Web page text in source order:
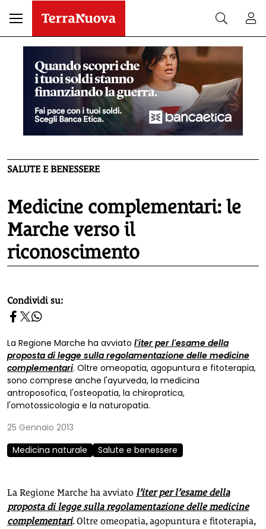
SALUTE E BENESSERE
Medicine complementari: le
Marche verso il
riconoscimento
homepage h2
Condividi su:
La Regione Marche ha avviato l'iter per l'esame della
proposta di legge sulla regolamentazione delle medicine
complementari. Oltre omeopatia, agopuntura e fitoterapia,
sono comprese anche l'ayurveda, la medicina
antroposofica, l'osteopatia, la chiropratica,
l'omotossicologia e la naturopatia.
25 Gennaio 2013
Medicina naturale
Salute e benessere
La Regione Marche ha avviato l’iter per l’esame della
proposta di legge sulla regolamentazione delle medicine
complementari. Oltre omeopatia, agopuntura e fitoterapia,